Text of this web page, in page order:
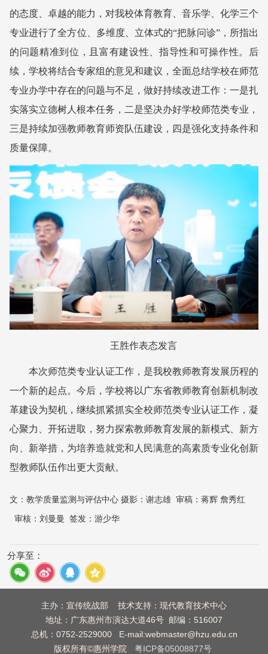
的态度、卓越的能力，对我校体育教育、音乐学、化学三个
专业进行了全方位、多维度、立体式的“把脉问诊”，所指出
的问题精准到位，且富有建设性、指导性和可操作性。后
续，学校将结合专家组的意见和建议，全面总结学校在师范
专业办学中存在的问题与不足，做好持续改进工作：一是扎
实落实立德树人根本任务，二是坚决办好学校师范类专业，
三是持续加强教师教育师资队伍建设，四是强化支持条件和
质量保障。
王胜作表态发言
本次师范类专业认证工作，是我校教师教育发展历程的
一个新的起点。今后，学校将以广东省教师教育创新机制改
革建设为契机，继续抓紧抓实全校师范类专业认证工作，凝
心聚力、开拓进取，努力探索教师教育发展的新模式、新方
向、新举措，为培养造就党和人民满意的高素质专业化创新
型教师队伍作出更大贡献。
文： 教学质量监测与评估中心 摄影：谢志雄 审稿： 蒋辉 詹秀红
审核： 刘曼曼 签发： 游少华
分享至：
主办：宣传统战部 技术支持：现代教育技术中心
地址：广东惠州市演达大道46号 邮编：516007
总机：0752-2529000 E-mail:webmaster@hzu.edu.cn
版权所有©惠州学院
粤ICP备05008877号